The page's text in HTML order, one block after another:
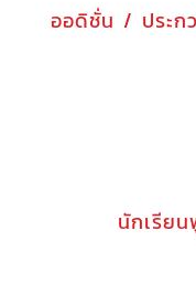
ออดิชั่น / ประก
นักเรีย